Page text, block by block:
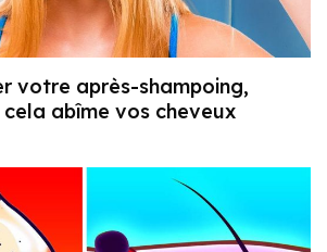
votre après-shampoing,
abîme vos cheveux